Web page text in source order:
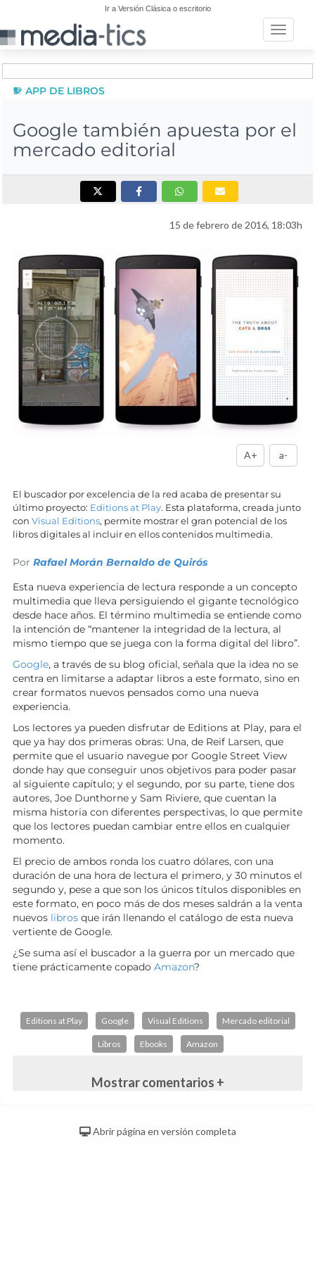
Ir a Versión Clásica o escritorio
Toggle
APP DE LIBROS
Google también apuesta por el
mercado editorial
15 de febrero de 2016, 18:03h
A+ a-
El buscador por excelencia de la red acaba de presentar su
último proyecto: Editions at Play. Esta plataforma, creada junto
con Visual Editions, permite mostrar el gran potencial de los
libros digitales al incluir en ellos contenidos multimedia.
Por Rafael Morán Bernaldo de Quirós
Esta nueva experiencia de lectura responde a un concepto
multimedia que lleva persiguiendo el gigante tecnológico
desde hace años. El término multimedia se entiende como
la intención de “mantener la integridad de la lectura, al
mismo tiempo que se juega con la forma digital del libro”.
Google, a través de su blog oficial, señala que la idea no se
centra en limitarse a adaptar libros a este formato, sino en
crear formatos nuevos pensados como una nueva
experiencia.
Los lectores ya pueden disfrutar de Editions at Play, para el
que ya hay dos primeras obras: Una, de Reif Larsen, que
permite que el usuario navegue por Google Street View
donde hay que conseguir unos objetivos para poder pasar
al siguiente capítulo; y el segundo, por su parte, tiene dos
autores, Joe Dunthorne y Sam Riviere, que cuentan la
misma historia con diferentes perspectivas, lo que permite
que los lectores puedan cambiar entre ellos en cualquier
momento.
El precio de ambos ronda los cuatro dólares, con una
duración de una hora de lectura el primero, y 30 minutos el
segundo y, pese a que son los únicos títulos disponibles en
este formato, en poco más de dos meses saldrán a la venta
nuevos libros que irán llenando el catálogo de esta nueva
vertiente de Google.
¿Se suma así el buscador a la guerra por un mercado que
tiene prácticamente copado Amazon?
Editions at Play Google Visual Editions Mercado editorial
Libros Ebooks Amazon
Mostrar comentarios +
Abrir página en versión completa